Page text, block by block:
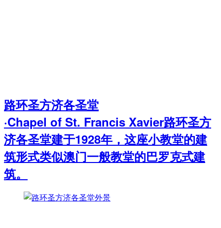
路环圣方济各圣堂
·Chapel of St. Francis Xavier路环圣方
济各圣堂建于1928年，这座小教堂的建
筑形式类似澳门一般教堂的巴罗克式建
筑。